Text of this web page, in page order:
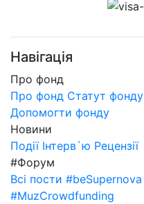
Навігація
Про фонд
Про фонд Статут фонду
Допомогти фонду
Новини
Події Інтерв`ю Рецензії
#Форум
Всі пости #beSupernova
#MuzCrowdfunding